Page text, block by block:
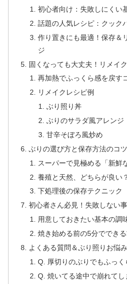
初心者向け：失敗しにくい
話題の人気レシピ：クック
作り置きにも最適！保存＆
ジ
固くなっても大丈夫！リメイ
再加熱でふっくら感を戻す
リメイクレシピ例
ぶり照り丼
ぶりのサラダ風アレンジ
甘辛そぼろ風炒め
ぶりの選び方と保存方法のコツ
スーパーで見極める「新鮮
養殖と天然、どちらが良い
下処理後の保存テクニック
初心者さん必見！失敗しない
用意しておきたい基本の調
焼き始める前の5分ででき
よくある質問＆ぶり照りお悩
Q. 厚切りのぶりでもふっく
Q. 焼いてる途中で崩れてし